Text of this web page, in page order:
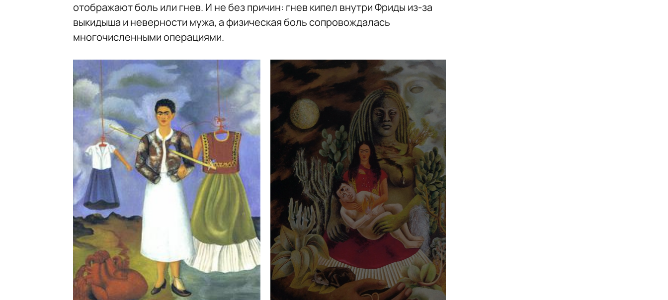
отображают боль или гнев. И не без причин: гнев кипел внутри Фриды из-за
выкидыша и неверности мужа, а физическая боль сопровождалась
многочисленными операциями.